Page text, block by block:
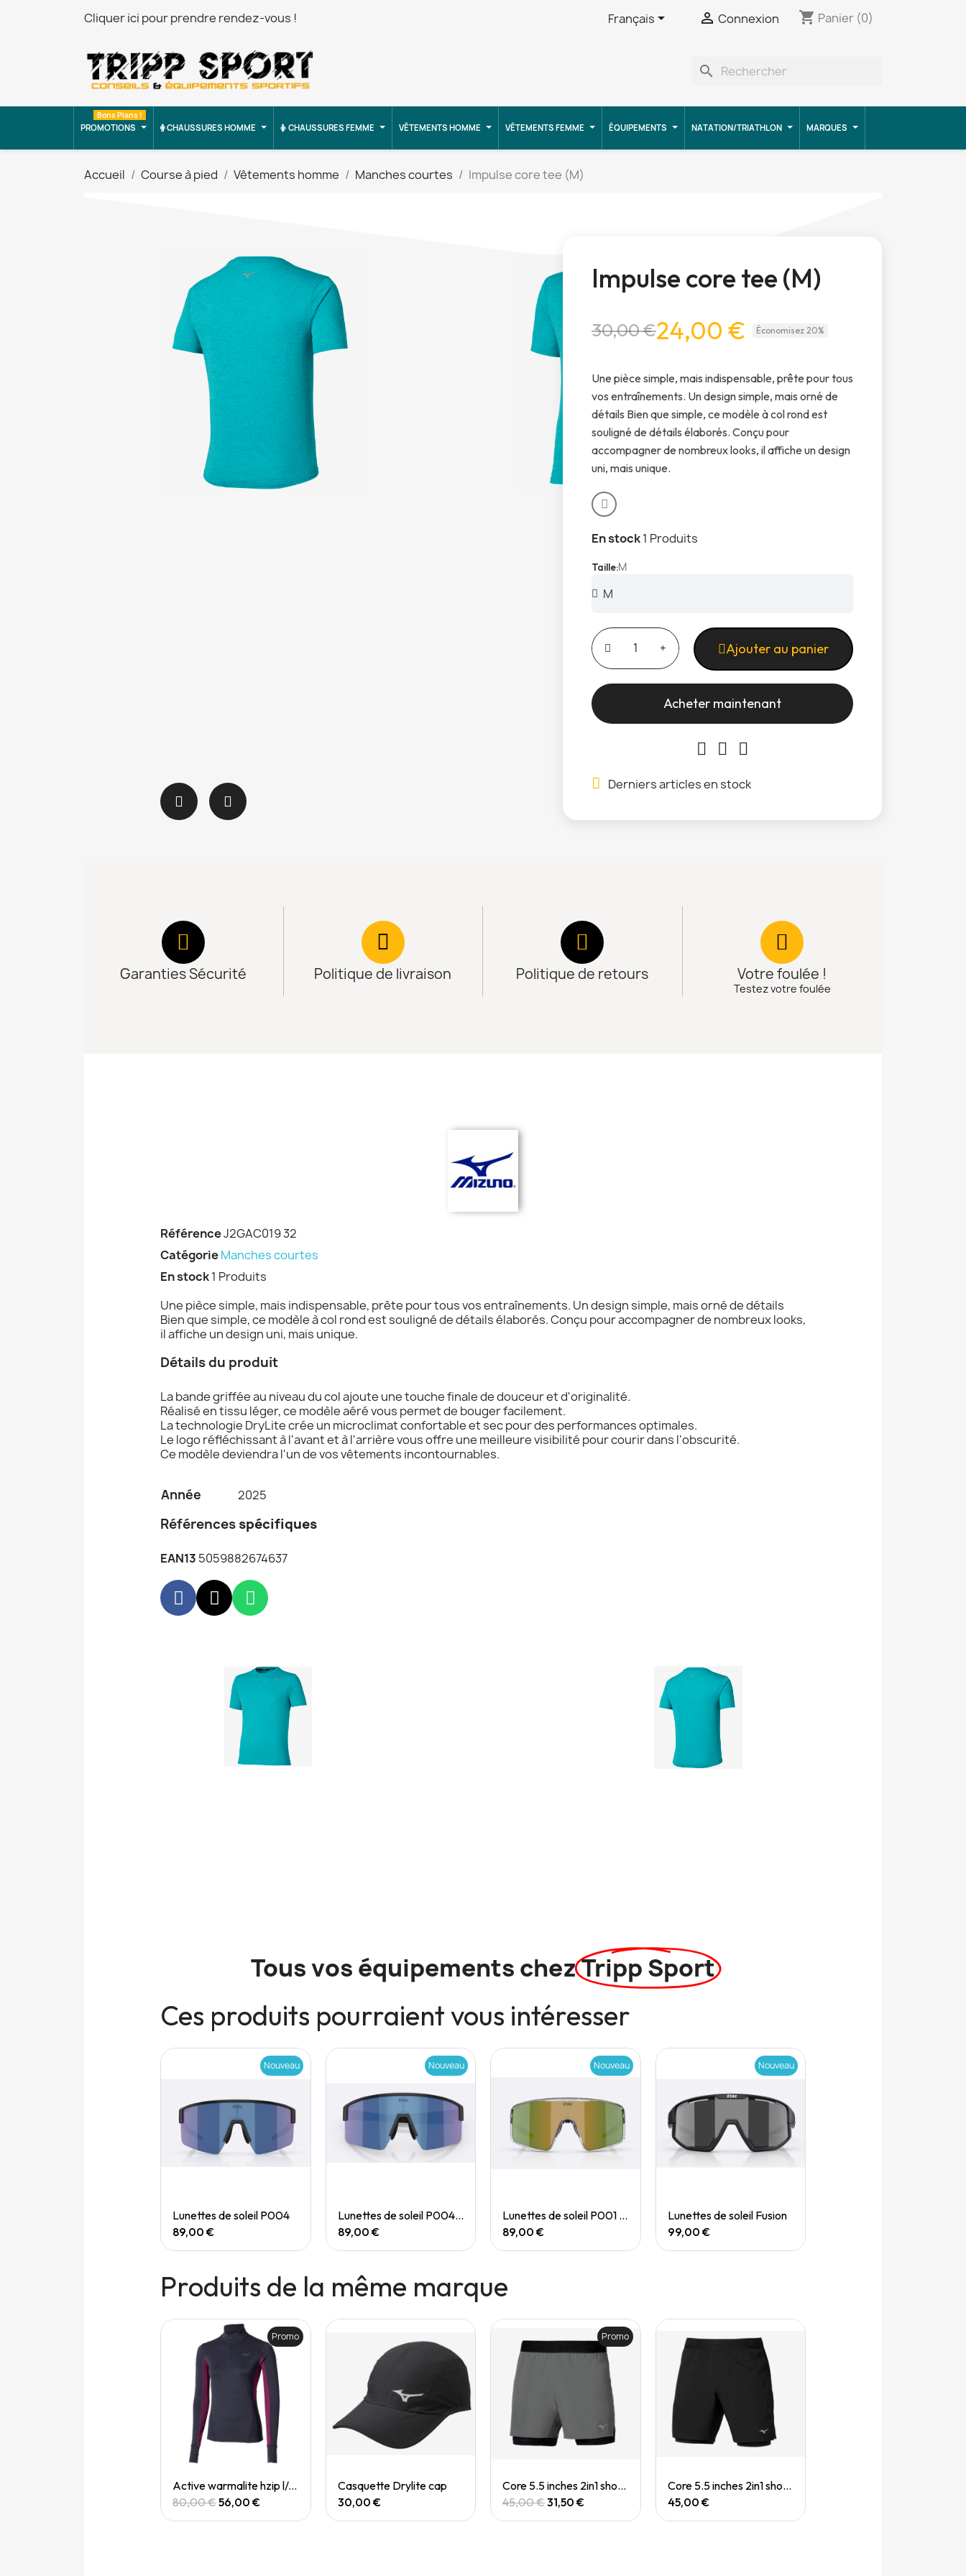
Cliquer ici pour prendre rendez-vous ! Français  Connexion shopping_cart Panier (0)
search
PROMOTIONS
Bons Plans !
CHAUSSURES HOMME CHAUSSURES FEMME VÊTEMENTS HOMME VÊTEMENTS FEMME ÉQUIPEMENTS NATATION/TRIATHLON MARQUES
Accueil Course à pied Vêtements homme Manches courtes Impulse core tee (M)
Impulse core tee (M)
30,00 €24,00 € Économisez 20%
Une pièce simple, mais indispensable, prête pour tous
vos entraînements. Un design simple, mais orné de
détails Bien que simple, ce modèle à col rond est
souligné de détails élaborés. Conçu pour
accompagner de nombreux looks, il affiche un design
uni, mais unique.
En stock1 Produits
Taille M
Ajouter au panier
Acheter maintenant
Derniers articles en stock
Garanties Sécurité Politique de livraison Politique de retours Votre foulée !
Testez votre foulée
RéférenceJ2GAC019 32
CatégorieManches courtes
En stock1 Produits
Une pièce simple, mais indispensable, prête pour tous vos entraînements. Un design simple, mais orné de détails
Bien que simple, ce modèle à col rond est souligné de détails élaborés. Conçu pour accompagner de nombreux looks,
il affiche un design uni, mais unique.
Détails du produit
La bande griffée au niveau du col ajoute une touche finale de douceur et d'originalité.
Réalisé en tissu léger, ce modèle aéré vous permet de bouger facilement.
La technologie DryLite crée un microclimat confortable et sec pour des performances optimales.
Le logo réfléchissant à l'avant et à l'arrière vous offre une meilleure visibilité pour courir dans l'obscurité.
Ce modèle deviendra l'un de vos vêtements incontournables.
Année 2025
Références spécifiques
EAN13 5059882674637
Tous vos équipements chezTripp Sport
Ces produits pourraient vous intéresser
Quick View
Nouveau
Lunettes de soleil P004
89,00 €
Quick View
Nouveau
Lunettes de soleil P004 Small
89,00 €
Quick View
Nouveau
Lunettes de soleil P001 Small
89,00 €
Quick View
Nouveau
Lunettes de soleil Fusion
99,00 €
Produits de la même marque
Quick View
Promo
Active warmalite hzip l/s (W)
80,00 €56,00 €
Quick View
Casquette Drylite cap
30,00 €
Quick View
Promo
Core 5.5 inches 2in1 short (M)
45,00 €31,50 €
Quick View
Core 5.5 inches 2in1 short (M)
45,00 €